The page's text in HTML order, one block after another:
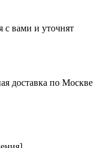
с вами и уточнят
доставка по Москве